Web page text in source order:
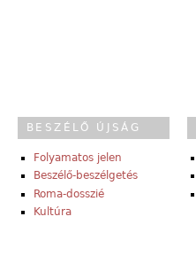
BESZÉLŐ ÚJSÁG
Folyamatos jelen
Beszélő-beszélgetés
Roma-dosszié
Kultúra